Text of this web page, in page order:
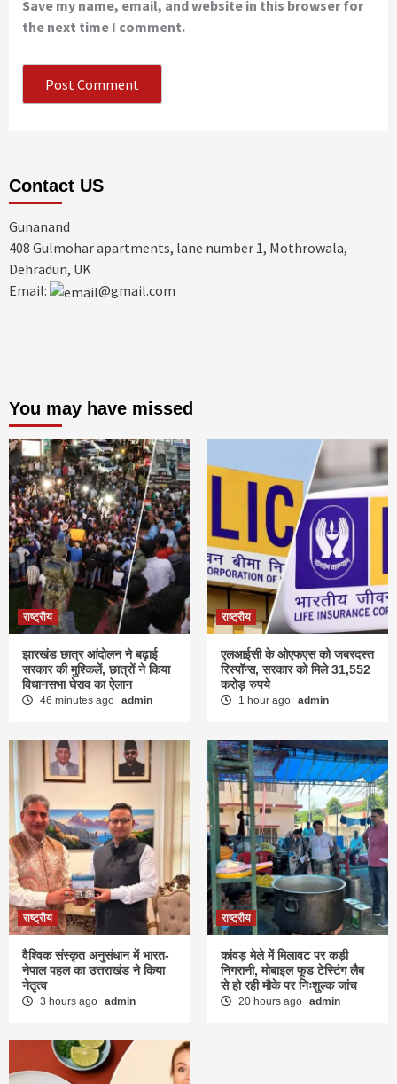
Save my name, email, and website in this browser for
the next time I comment.
Contact US
Gunanand
408 Gulmohar apartments, lane number 1, Mothrowala,
Dehradun, UK
Email:
@gmail.com
You may have missed
राष्ट्रीय
झारखंड छात्र आंदोलन ने बढ़ाई
सरकार की मुश्किलें, छात्रों ने किया
विधानसभा घेराव का ऐलान
46 minutes ago admin
राष्ट्रीय
एलआईसी के ओएफएस को जबरदस्त
रिस्पॉन्स, सरकार को मिले 31,552
करोड़ रुपये
1 hour ago admin
राष्ट्रीय
वैश्विक संस्कृत अनुसंधान में भारत-
नेपाल पहल का उत्तराखंड ने किया
नेतृत्व
3 hours ago admin
राष्ट्रीय
कांवड़ मेले में मिलावट पर कड़ी
निगरानी, मोबाइल फूड टेस्टिंग लैब
से हो रही मौके पर निःशुल्क जांच
20 hours ago admin